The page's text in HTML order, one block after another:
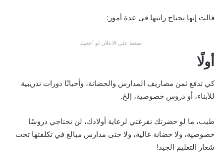
قالت إنها تحتاج راتبها في عدة أمور:
اضغط على الاعلان لو أعجبك
أولًا
كي تدفع ثمن مصاريف المدارس والحضانة، وأحيانًا دورات تدريبية
للأبناء، أو دروس خصوصية، إلخ.
طيب، ما لو حضرتك تفرغتي لرعاية أولادك، لن تحتاجي دروسًا
خصوصية، ولا حضانة غالية، ولا حتى مدارس مبالغ في تكلفتها تحت
شعار التعليم الجيد!